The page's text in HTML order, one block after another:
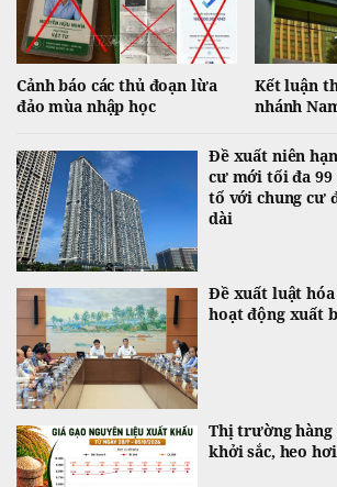
Cảnh báo các thủ đoạn lừa
đảo mùa nhập học
Kết luận
nhánh
Đề xuất niên
cư mới tối đa
tố với chung cư
dài
Đề xuất luật
hoạt động xuất
Thị trường hàng
khởi sắc, heo